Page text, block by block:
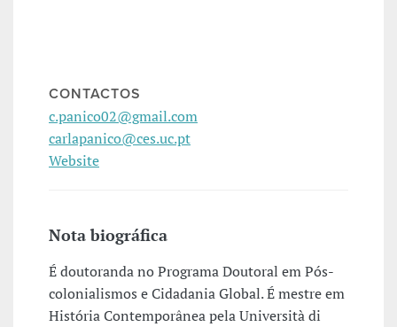
CONTACTOS
c.panico02@gmail.com
carlapanico@ces.uc.pt
Website
Nota biográfica
É doutoranda no Programa Doutoral em Pós-
colonialismos e Cidadania Global. É mestre em
História Contemporânea pela Università di